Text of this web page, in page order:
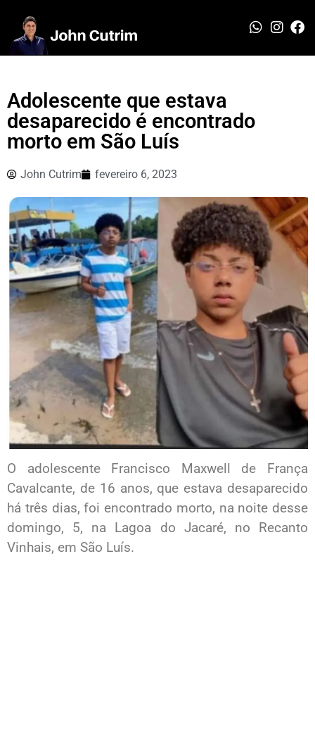
Adolescente que estava
desaparecido é encontrado
morto em São Luís
John Cutrim fevereiro 6, 2023
O adolescente Francisco Maxwell de França
Cavalcante, de 16 anos, que estava desaparecido
há três dias, foi encontrado morto, na noite desse
domingo, 5, na Lagoa do Jacaré, no Recanto
Vinhais, em São Luís.